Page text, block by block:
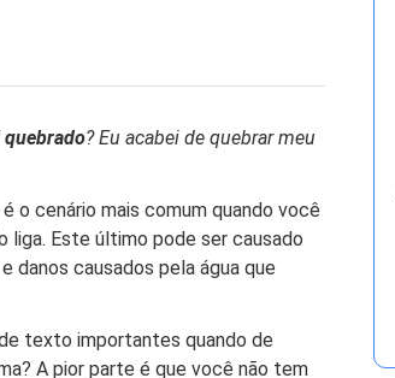
quebrado? Eu acabei de quebrar meu
o cenário mais comum quando você
Este último pode ser causado
danos causados ​​pela água que
texto importantes quando de
A pior parte é que você não tem